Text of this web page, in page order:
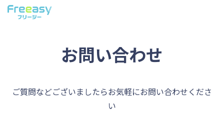
お問い合わせ
ご質問などございましたらお気軽にお問い合わせくださ
い